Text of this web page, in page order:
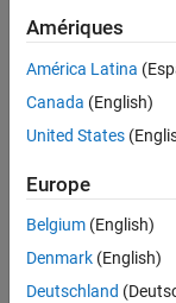
Amériques
América Latina
Canada (English)
United States
Europe
Belgium (English)
Denmark (English)
Deutschland
Lutte anti-piratage
© 1994-2026